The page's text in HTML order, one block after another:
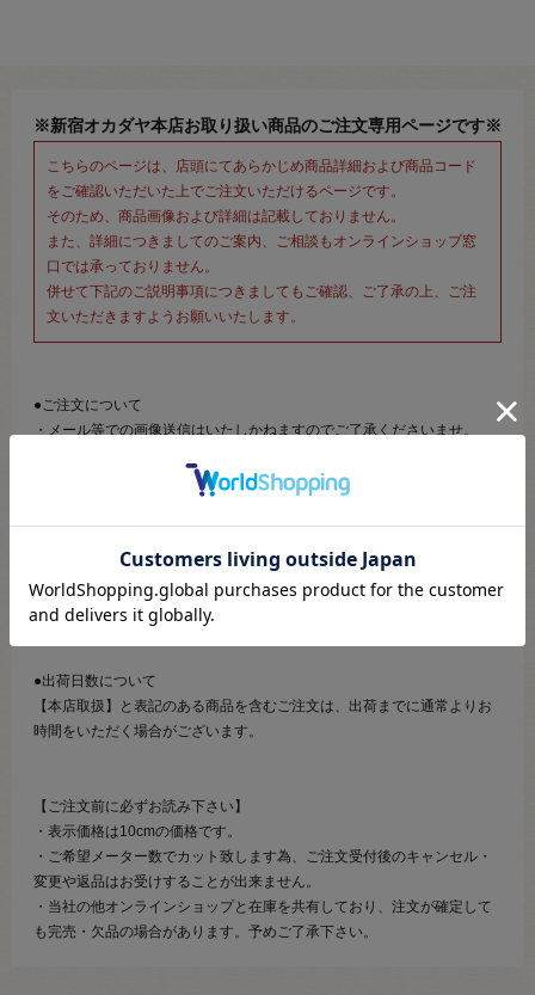
※新宿オカダヤ本店お取り扱い商品のご注文専用ページです※
こちらのページは、店頭にてあらかじめ商品詳細および商品コード
をご確認いただいた上でご注文いただけるページです。
そのため、商品画像および詳細は記載しておりません。
また、詳細につきましてのご案内、ご相談もオンラインショップ窓
口では承っておりません。
併せて下記のご説明事項につきましてもご確認、ご了承の上、ご注
文いただきますようお願いいたします。
●ご注文について
・メール等での画像送信はいたしかねますのでご了承くださいませ。
ご注文の際はお色、サイズ、種類等、ご確認の上ご注文くださいませ。
商品についてご不明な点がございます場合は、事前に 新宿オカダヤ本店
にご来店いただき、ご確認いただきましてからご注文をお願いいたしま
●出荷日数について
【本店取扱】と表記のある商品を含むご注文は、出荷までに通常よりお
時間をいただく場合がございます。
【ご注文前に必ずお読み下さい】
・表示価格は10cmの価格です。
・ご希望メーター数でカット致します為、ご注文受付後のキャンセル・
変更や返品はお受けすることが出来ません。
・当社の他オンラインショップと在庫を共有しており、注文が確定して
も完売・欠品の場合があります。予めご了承下さい。